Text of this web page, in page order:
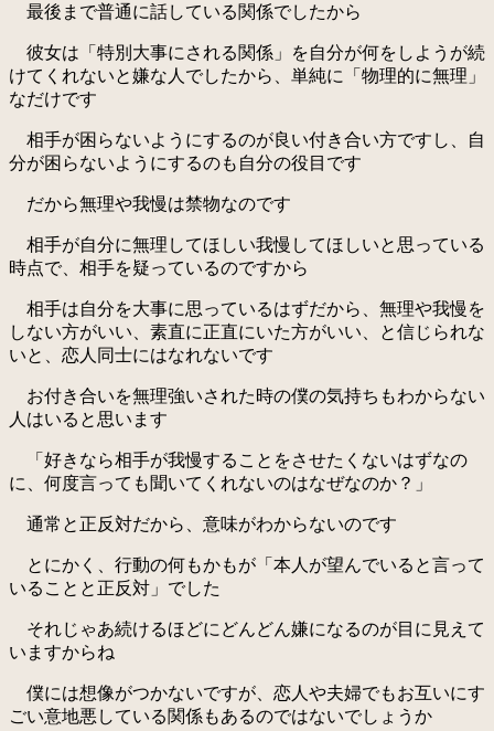
最後まで普通に話している関係でしたから
彼女は「特別大事にされる関係」を自分が何をしようが続
けてくれないと嫌な人でしたから、単純に「物理的に無理」
なだけです
相手が困らないようにするのが良い付き合い方ですし、自
分が困らないようにするのも自分の役目です
だから無理や我慢は禁物なのです
相手が自分に無理してほしい我慢してほしいと思っている
時点で、相手を疑っているのですから
相手は自分を大事に思っているはずだから、無理や我慢を
しない方がいい、素直に正直にいた方がいい、と信じられな
いと、恋人同士にはなれないです
お付き合いを無理強いされた時の僕の気持ちもわからない
人はいると思います
「好きなら相手が我慢することをさせたくないはずなの
に、何度言っても聞いてくれないのはなぜなのか？」
通常と正反対だから、意味がわからないのです
とにかく、行動の何もかもが「本人が望んでいると言って
いることと正反対」でした
それじゃあ続けるほどにどんどん嫌になるのが目に見えて
いますからね
僕には想像がつかないですが、恋人や夫婦でもお互いにす
ごい意地悪している関係もあるのではないでしょうか